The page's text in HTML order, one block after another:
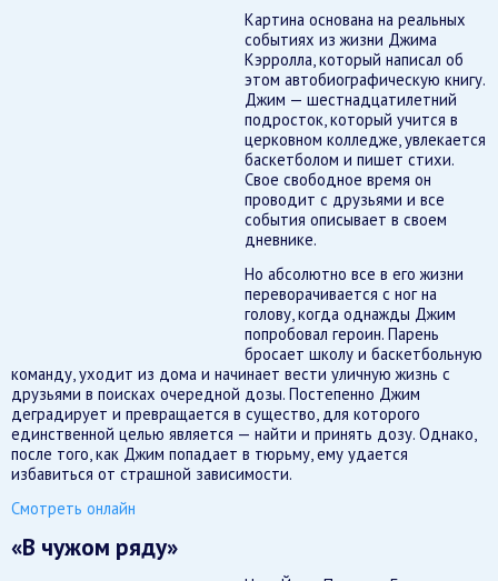
Картина основана на реальных
событиях из жизни Джима
Кэрролла, который написал об
этом автобиографическую книгу.
Джим — шестнадцатилетний
подросток, который учится в
церковном колледже, увлекается
баскетболом и пишет стихи.
Свое свободное время он
проводит с друзьями и все
события описывает в своем
дневнике.
Но абсолютно все в его жизни
переворачивается с ног на
голову, когда однажды Джим
попробовал героин. Парень
бросает школу и баскетбольную
команду, уходит из дома и начинает вести уличную жизнь с
друзьями в поисках очередной дозы. Постепенно Джим
деградирует и превращается в существо, для которого
единственной целью является — найти и принять дозу. Однако,
после того, как Джим попадает в тюрьму, ему удается
избавиться от страшной зависимости.
Смотреть онлайн
«В чужом ряду»